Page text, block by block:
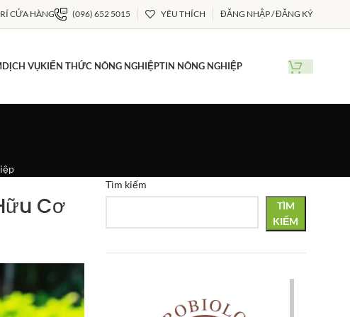
CỬA HÀNG (096) 652 5015 YÊU THÍCH ĐĂNG NHẬP / ĐĂNG KÝ
DỊCH VỤKIẾN THỨC NÔNG NGHIỆPTIN NÔNG NGHIỆP
Cơ
Tìm kiếm
TÌM
KIẾM